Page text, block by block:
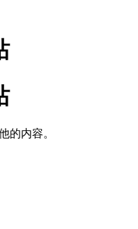
的内容。